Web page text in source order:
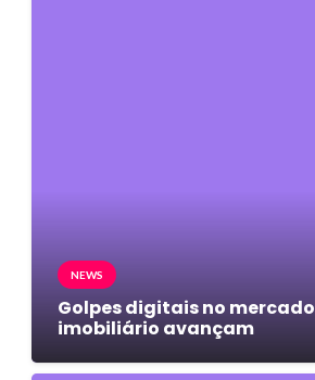
NEWS
Golpes digitais no mercado
imobiliário avançam